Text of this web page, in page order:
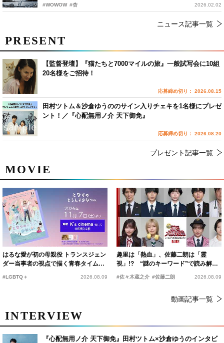
#WOWOW #杏 2026.02.02
ニュース記事一覧
MOVIE
はるな愛が初の母親役 トランスジェン
ダー当事者の視点で描く青春タイムス
#LGBTQ＋ 2026.08.09
趣里は「熱血」、佐藤二朗は「霊
視」!? “謎のキーワード”で読み解く
『踊る大捜査線 N.E.W.』新メンバー
#佐々木蔵之介 #佐藤二朗 2026.08.09
動画記事一覧
INTERVIEW
『心配無用ノ介 天下御免』田村ツトム×沙倉ゆうのインタビ
PRESENT
【監督登壇】『猫たちと7000マイルの旅』一般試写会に10組
20名様をご招待！
応募締め切り： 2026.08.15
田村ツトム＆沙倉ゆうののサイン入りチェキを1名様にプレゼ
ント！／『心配無用ノ介 天下御免』
応募締め切り： 2026.08.20
プレゼント記事一覧